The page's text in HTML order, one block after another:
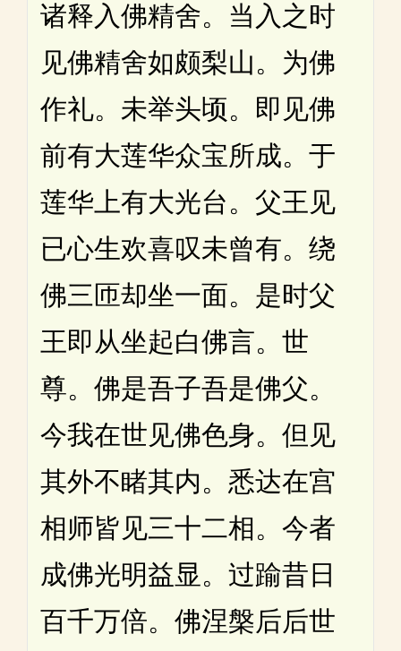
诸释入佛精舍。当入之时
见佛精舍如颇梨山。为佛
作礼。未举头顷。即见佛
前有大莲华众宝所成。于
莲华上有大光台。父王见
已心生欢喜叹未曾有。绕
佛三匝却坐一面。是时父
王即从坐起白佛言。世
尊。佛是吾子吾是佛父。
今我在世见佛色身。但见
其外不睹其内。悉达在宫
相师皆见三十二相。今者
成佛光明益显。过踰昔日
百千万倍。佛涅槃后后世